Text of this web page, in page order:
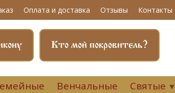
Оплата и доставка Отзывы Контакты
Кто мой покровитель?
Венчальные Святые ▼